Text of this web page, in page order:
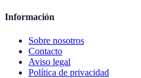
Información
Sobre nosotros
Contacto
Aviso legal
Política de privacidad